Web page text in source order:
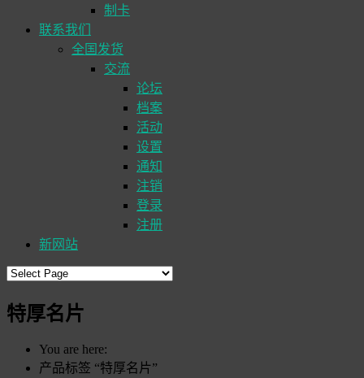
制卡
联系我们
全国发货
交流
论坛
档案
活动
设置
通知
注销
登录
注册
新网站
特厚名片
You are here:
产品标签 “特厚名片”